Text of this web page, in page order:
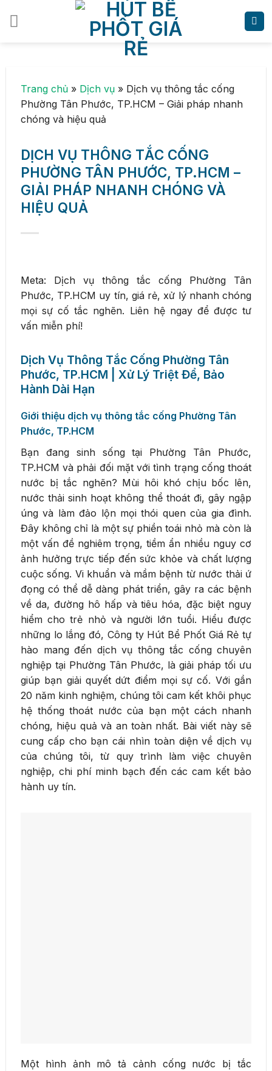
Trang chủ » Dịch vụ » Dịch vụ thông tắc cống
Phường Tân Phước, TP.HCM – Giải pháp nhanh
chóng và hiệu quả
DỊCH VỤ THÔNG TẮC CỐNG
PHƯỜNG TÂN PHƯỚC, TP.HCM –
GIẢI PHÁP NHANH CHÓNG VÀ
HIỆU QUẢ
Meta: Dịch vụ thông tắc cống Phường Tân
Phước, TP.HCM uy tín, giá rẻ, xử lý nhanh chóng
mọi sự cố tắc nghẽn. Liên hệ ngay để được tư
vấn miễn phí!
Dịch Vụ Thông Tắc Cống Phường Tân
Phước, TP.HCM | Xử Lý Triệt Để, Bảo
Hành Dài Hạn
Giới thiệu dịch vụ thông tắc cống Phường Tân
Phước, TP.HCM
Bạn đang sinh sống tại Phường Tân Phước,
TP.HCM và phải đối mặt với tình trạng cống thoát
nước bị tắc nghẽn? Mùi hôi khó chịu bốc lên,
nước thải sinh hoạt không thể thoát đi, gây ngập
úng và làm đảo lộn mọi thói quen của gia đình.
Đây không chỉ là một sự phiền toái nhỏ mà còn là
một vấn đề nghiêm trọng, tiềm ẩn nhiều nguy cơ
ảnh hưởng trực tiếp đến sức khỏe và chất lượng
cuộc sống. Vi khuẩn và mầm bệnh từ nước thải ứ
đọng có thể dễ dàng phát triển, gây ra các bệnh
về da, đường hô hấp và tiêu hóa, đặc biệt nguy
hiểm cho trẻ nhỏ và người lớn tuổi. Hiểu được
những lo lắng đó, Công ty Hút Bể Phốt Giá Rẻ tự
hào mang đến dịch vụ thông tắc cống chuyên
nghiệp tại Phường Tân Phước, là giải pháp tối ưu
giúp bạn giải quyết dứt điểm mọi sự cố. Với gần
20 năm kinh nghiệm, chúng tôi cam kết khôi phục
hệ thống thoát nước của bạn một cách nhanh
chóng, hiệu quả và an toàn nhất. Bài viết này sẽ
cung cấp cho bạn cái nhìn toàn diện về dịch vụ
của chúng tôi, từ quy trình làm việc chuyên
nghiệp, chi phí minh bạch đến các cam kết bảo
hành uy tín.
Một hình ảnh mô tả cảnh cống nước bị tắc